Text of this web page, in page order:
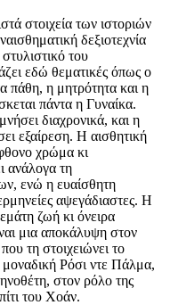
στοιχεία των ιστοριών
δεξιοτεχνία
του
εδώ θεματικές όπως ο
πάθη, η μητρότητα και η
πάντα η Γυναίκα.
διαχρονικά, και η
εξαίρεση. Η αισθητική
χρώμα κι
ανάλογα τη
ενώ η ευαίσθητη
αψεγάδιαστες. Η
ζωή κι όνειρα
μια αποκάλυψη στον
τη στοιχειώνει το
μοναδική Ρόσι ντε Πάλμα,
στον ρόλο της
του Χοάν.